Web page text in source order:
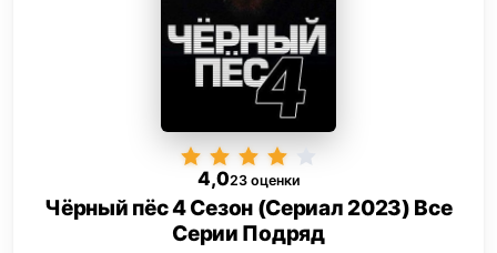
4,023 оценки
Чёрный пёс 4 Сезон (Сериал 2023) Все
Серии Подряд